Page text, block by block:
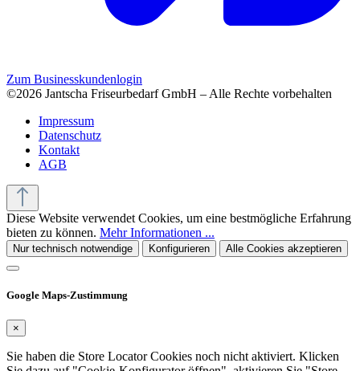
Zum Businesskundenlogin
©2026 Jantscha Friseurbedarf GmbH – Alle Rechte vorbehalten
Impressum
Datenschutz
Kontakt
AGB
Diese Website verwendet Cookies, um eine bestmögliche Erfahrung
bieten zu können. Mehr Informationen ...
Nur technisch notwendige Konfigurieren Alle Cookies akzeptieren
Google Maps-Zustimmung
×
Sie haben die Store Locator Cookies noch nicht aktiviert. Klicken